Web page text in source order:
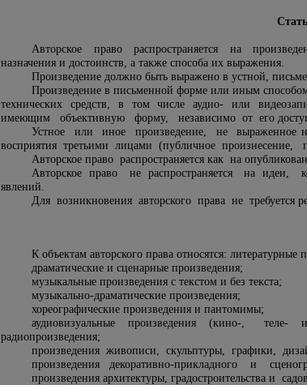
Авторское право распространяется на
назначения и достоинств, а также способа их выражения.
Произведение должно быть выражено в устной,
Произведение в письменной форме или иным
технических средств, в том числе аудио- или
имеющим объективную форму, независимо от его
Устное или иное произведение, не выраженное на
восприятия третьими лицами (публичное произнесение,
Авторское право распространяется как на
Авторское право не распространяется на
явлений.
Для возникновения авторского права не требуется
К объектам авторского права относятся:
драматические и сценарные произведения;
музыкальные произведения с текстом и без текста;
музыкально-драматические произведения;
хореографические произведения и пантомимы;
аудиовизуальные произведения (кино-,
радиопроизведения;
произведения живописи, скульптуры, графики,
произведения декоративно-прикладного и
произведения архитектуры, градостроительства и